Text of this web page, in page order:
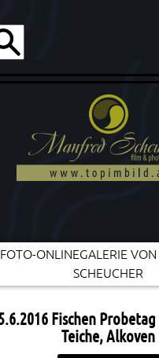
FOTO-ONLINEGALERIE
SCHEUCHER
Fischen
Teiche, Alkoven